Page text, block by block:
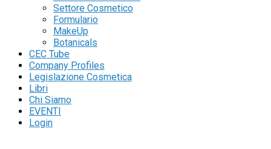
Settore Cosmetico
Formulario
MakeUp
Botanicals
CEC Tube
Company Profiles
Legislazione Cosmetica
Libri
Chi Siamo
EVENTI
Login